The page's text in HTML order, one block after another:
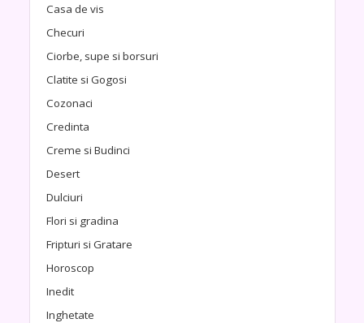
Casa de vis
Checuri
Ciorbe, supe si borsuri
Clatite si Gogosi
Cozonaci
Credinta
Creme si Budinci
Desert
Dulciuri
Flori si gradina
Fripturi si Gratare
Horoscop
Inedit
Inghetate